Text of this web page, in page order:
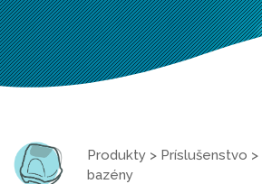
Produkty > Príslušenstvo >
bazény